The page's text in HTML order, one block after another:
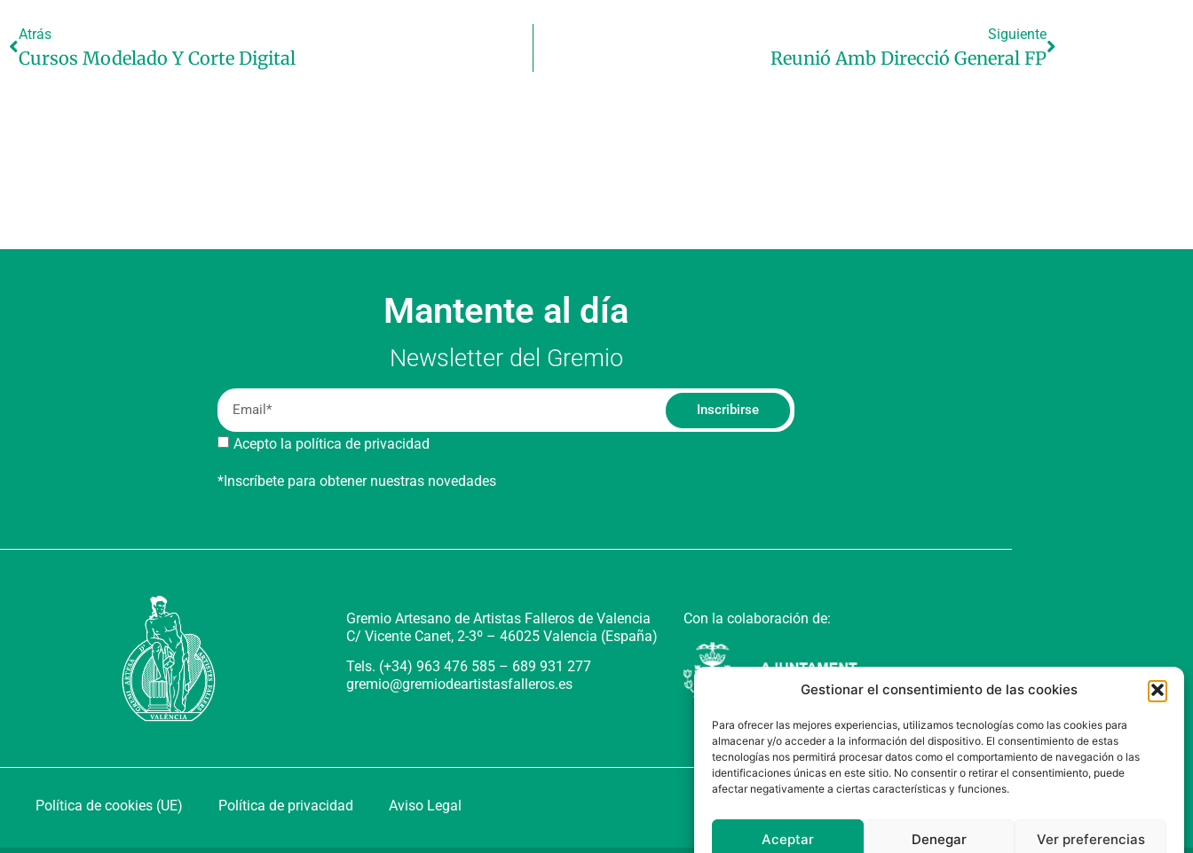
Gestionar el consentimiento de las cookies
Para ofrecer las mejores experiencias, utilizamos tecnologías como las cookies para
almacenar y/o acceder a la información del dispositivo. El consentimiento de estas
tecnologías nos permitirá procesar datos como el comportamiento de navegación o las
identificaciones únicas en este sitio. No consentir o retirar el consentimiento, puede
afectar negativamente a ciertas características y funciones.
Aceptar Denegar Ver preferencias
Atrás
Cursos Modelado Y Corte Digital
Siguiente
Reunió Amb Direcció General FP
Mantente al día
Newsletter del Gremio
Acepto la política de privacidad
Inscribirse
*Inscríbete para obtener nuestras novedades
Gremio Artesano de Artistas Falleros de Valencia
C/ Vicente Canet, 2-3º – 46025 Valencia (España)
Tels. (+34) 963 476 585 – 689 931 277
gremio@gremiodeartistasfalleros.es
Con la colaboración de:
Política de cookies (UE) Política de privacidad Aviso Legal